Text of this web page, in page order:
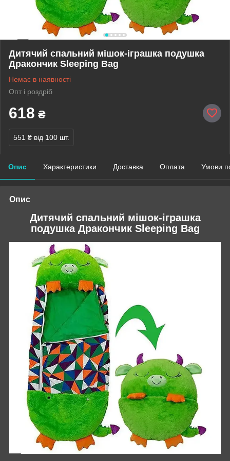
Дитячий спальний мішок-іграшка подушка
Дракончик Sleeping Bag
Немає в наявності
Опт і роздріб
618 ₴
551 ₴ від 100 шт.
Опис Характеристики Доставка Оплата Умови
Опис
Дитячий спальний мішок-іграшка
подушка Дракончик Sleeping Bag